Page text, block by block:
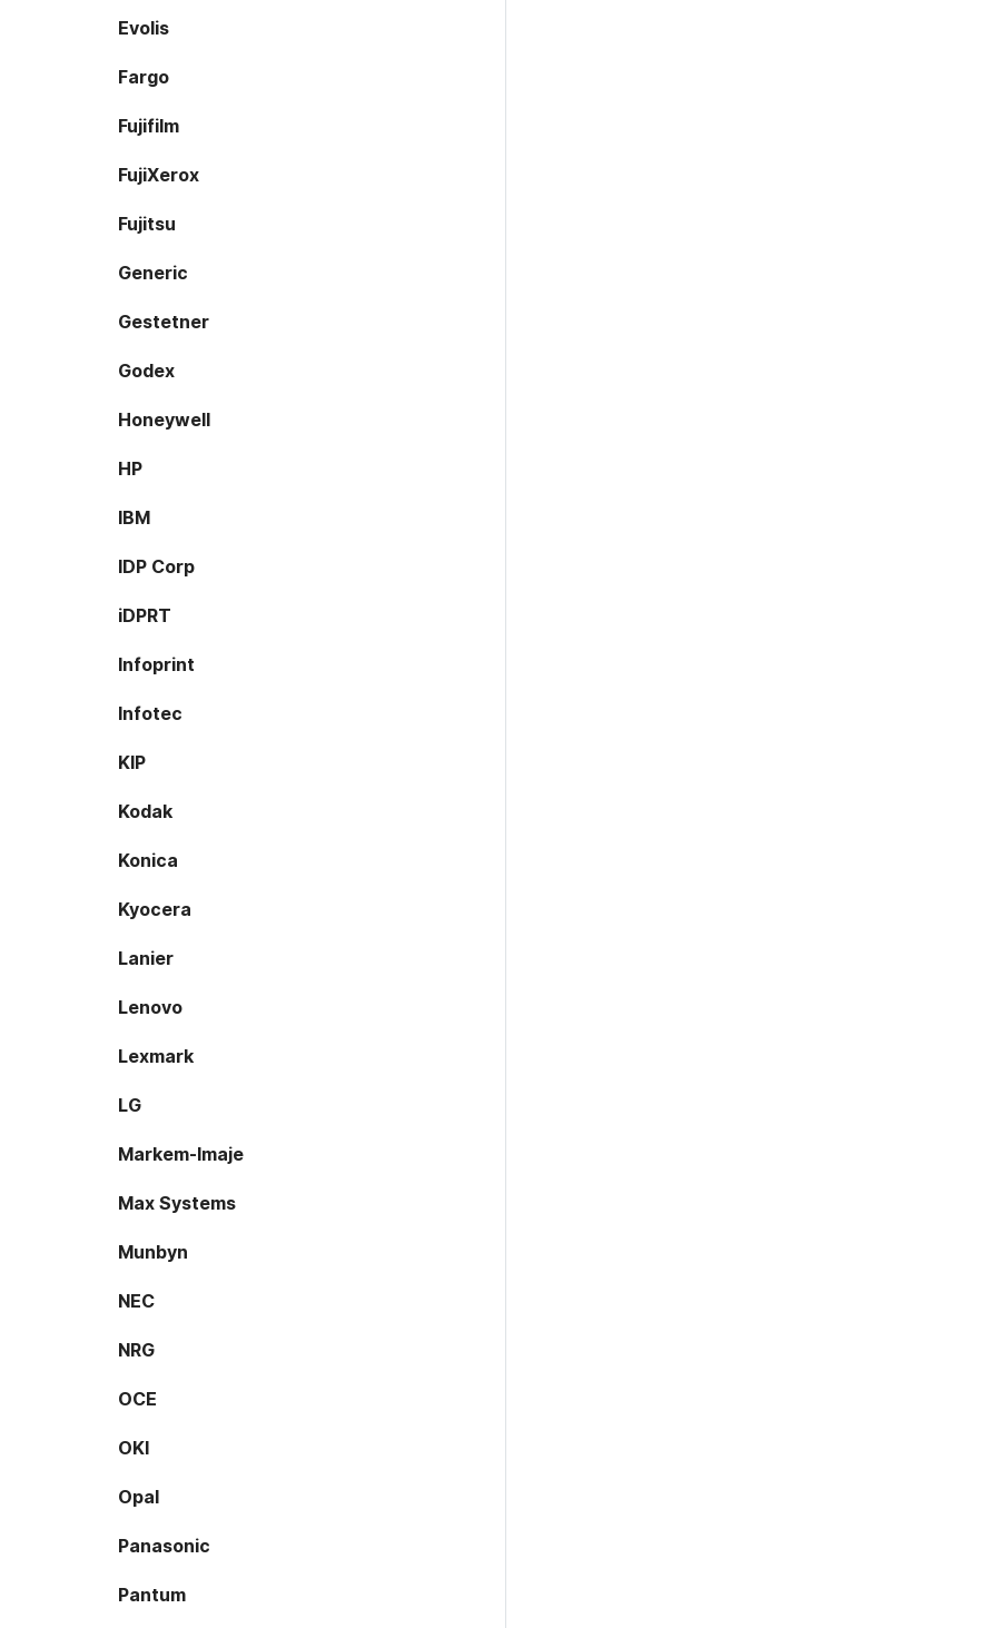
Evolis
Fargo
Fujifilm
FujiXerox
Fujitsu
Generic
Gestetner
Godex
Honeywell
HP
IBM
IDP Corp
iDPRT
Infoprint
Infotec
KIP
Kodak
Konica
Kyocera
Lanier
Lenovo
Lexmark
LG
Markem-Imaje
Max Systems
Munbyn
NEC
NRG
OCE
OKI
Opal
Panasonic
Pantum